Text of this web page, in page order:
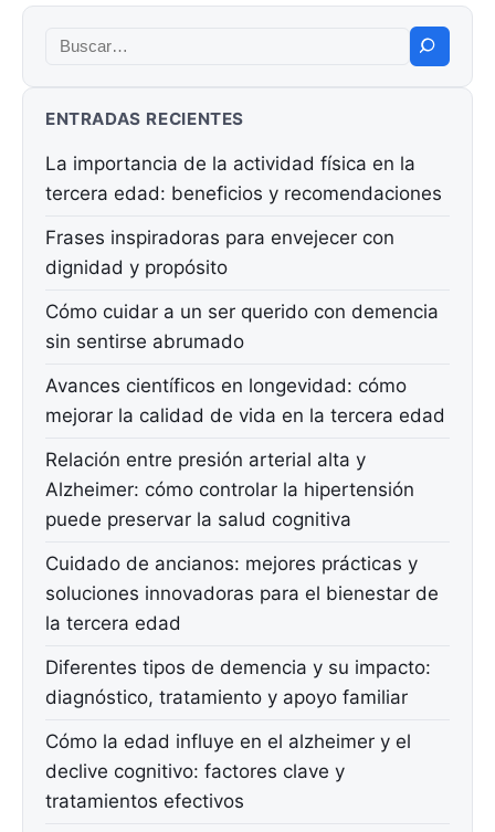
Buscar:
ENTRADAS RECIENTES
La importancia de la actividad física en la
tercera edad: beneficios y recomendaciones
Frases inspiradoras para envejecer con
dignidad y propósito
Cómo cuidar a un ser querido con demencia
sin sentirse abrumado
Avances científicos en longevidad: cómo
mejorar la calidad de vida en la tercera edad
Relación entre presión arterial alta y
Alzheimer: cómo controlar la hipertensión
puede preservar la salud cognitiva
Cuidado de ancianos: mejores prácticas y
soluciones innovadoras para el bienestar de
la tercera edad
Diferentes tipos de demencia y su impacto:
diagnóstico, tratamiento y apoyo familiar
Cómo la edad influye en el alzheimer y el
declive cognitivo: factores clave y
tratamientos efectivos